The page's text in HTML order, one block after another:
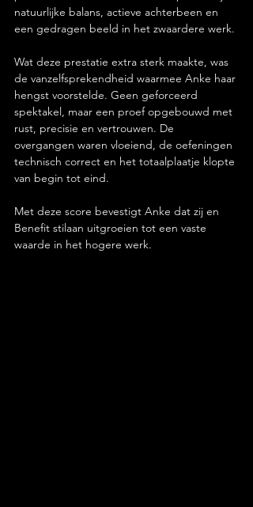
natuurlijke balans, actieve achterbeen en
een gedragen beeld in het zwaardere werk.
Wat deze prestatie extra sterk maakte, was
de vanzelfsprekendheid waarmee Anke haar
hengst voorstelde. Geen geforceerd
spektakel, maar een proef opgebouwd met
rust, precisie en vertrouwen. De
overgangen waren vloeiend, de oefeningen
technisch correct en het totaalplaatje klopte
van begin tot eind.
Met deze score bevestigt Anke dat zij en
Benefit stilaan uitgroeien tot een vaste
waarde in het hogere werk.